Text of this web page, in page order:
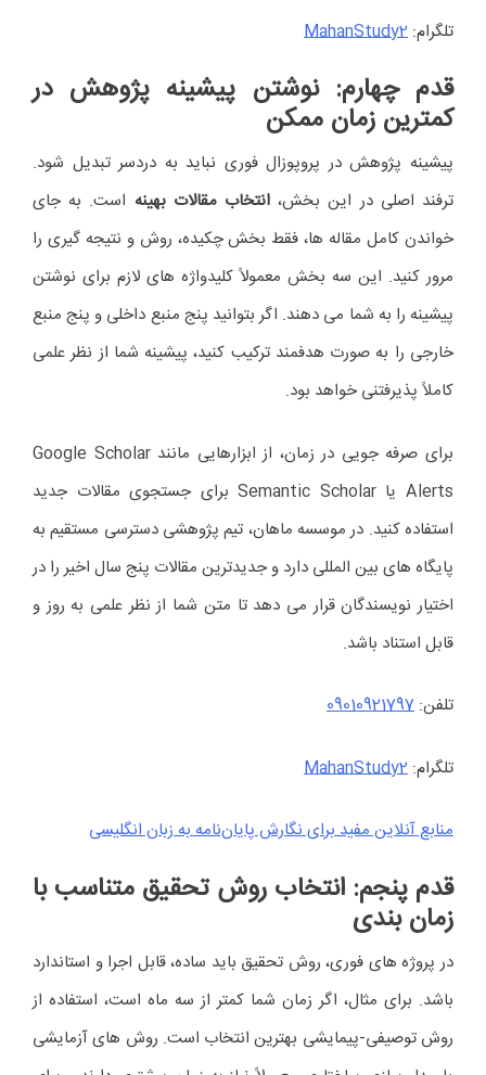
تلگرام: MahanStudy2
قدم چهارم: نوشتن پیشینه پژوهش در
کمترین زمان ممکن
پیشینه پژوهش در پروپوزال فوری نباید به دردسر تبدیل شود.
ترفند اصلی در این بخش، انتخاب مقالات بهینه است. به جای
خواندن کامل مقاله ها، فقط بخش چکیده، روش و نتیجه گیری را
مرور کنید. این سه بخش معمولاً کلیدواژه های لازم برای نوشتن
پیشینه را به شما می دهند. اگر بتوانید پنج منبع داخلی و پنج منبع
خارجی را به صورت هدفمند ترکیب کنید، پیشینه شما از نظر علمی
کاملاً پذیرفتنی خواهد بود.
برای صرفه جویی در زمان، از ابزارهایی مانند Google Scholar
Alerts یا Semantic Scholar برای جستجوی مقالات جدید
استفاده کنید. در موسسه ماهان، تیم پژوهشی دسترسی مستقیم به
پایگاه های بین المللی دارد و جدیدترین مقالات پنج سال اخیر را در
اختیار نویسندگان قرار می دهد تا متن شما از نظر علمی به روز و
قابل استناد باشد.
تلفن: 09010921797
تلگرام: MahanStudy2
منابع آنلاین مفید برای نگارش پایان‌نامه به زبان انگلیسی
قدم پنجم: انتخاب روش تحقیق متناسب با
زمان بندی
در پروژه های فوری، روش تحقیق باید ساده، قابل اجرا و استاندارد
باشد. برای مثال، اگر زمان شما کمتر از سه ماه است، استفاده از
روش توصیفی-پیمایشی بهترین انتخاب است. روش های آزمایشی